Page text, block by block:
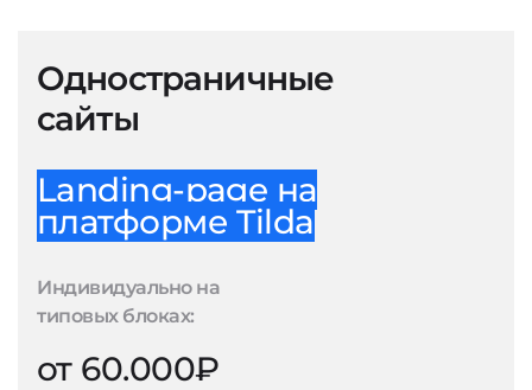
Одностраничные
сайты
Landing-page на
платформе Tilda
Индивидуально на
типовых блоках:
от 60.000₽